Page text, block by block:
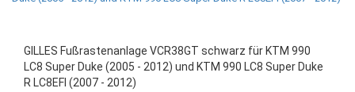
GILLES Fußrastenanlage VCR38GT schwarz für KTM 990
LC8 Super Duke (2005 - 2012) und KTM 990 LC8 Super Duke
R LC8EFI (2007 - 2012)